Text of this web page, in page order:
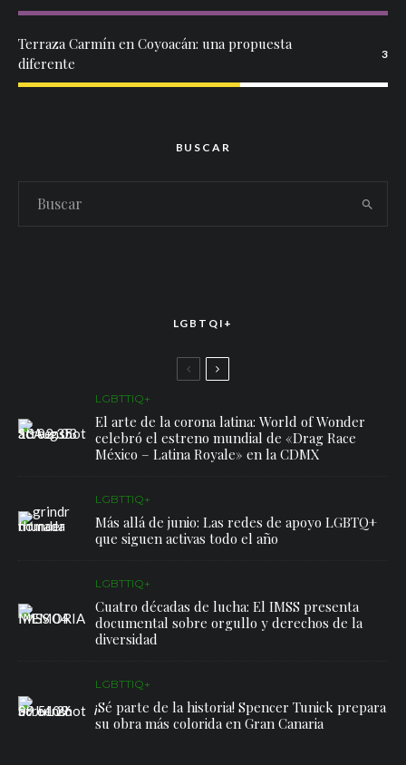
Terraza Carmín en Coyoacán: una propuesta
diferente
3
BUSCAR
LGBTQI+
LGBTTIQ+
El arte de la corona latina: World of Wonder
celebró el estreno mundial de «Drag Race
México – Latina Royale» en la CDMX
LGBTTIQ+
Más allá de junio: Las redes de apoyo LGBTQ+
que siguen activas todo el año
LGBTTIQ+
Cuatro décadas de lucha: El IMSS presenta
documental sobre orgullo y derechos de la
diversidad
LGBTTIQ+
¡Sé parte de la historia! Spencer Tunick prepara
su obra más colorida en Gran Canaria